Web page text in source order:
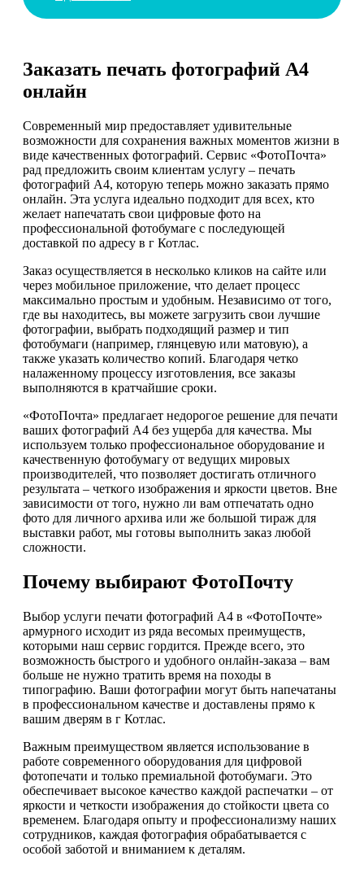
Заказать печать фотографий А4
онлайн
Современный мир предоставляет удивительные
возможности для сохранения важных моментов жизни в
виде качественных фотографий. Сервис «ФотоПочта»
рад предложить своим клиентам услугу – печать
фотографий А4, которую теперь можно заказать прямо
онлайн. Эта услуга идеально подходит для всех, кто
желает напечатать свои цифровые фото на
профессиональной фотобумаге с последующей
доставкой по адресу в г Котлас.
Заказ осуществляется в несколько кликов на сайте или
через мобильное приложение, что делает процесс
максимально простым и удобным. Независимо от того,
где вы находитесь, вы можете загрузить свои лучшие
фотографии, выбрать подходящий размер и тип
фотобумаги (например, глянцевую или матовую), а
также указать количество копий. Благодаря четко
налаженному процессу изготовления, все заказы
выполняются в кратчайшие сроки.
«ФотоПочта» предлагает недорогое решение для печати
ваших фотографий А4 без ущерба для качества. Мы
используем только профессиональное оборудование и
качественную фотобумагу от ведущих мировых
производителей, что позволяет достигать отличного
результата – четкого изображения и яркости цветов. Вне
зависимости от того, нужно ли вам отпечатать одно
фото для личного архива или же большой тираж для
выставки работ, мы готовы выполнить заказ любой
сложности.
Почему выбирают ФотоПочту
Выбор услуги печати фотографий А4 в «ФотоПочте»
армурного исходит из ряда весомых преимуществ,
которыми наш сервис гордится. Прежде всего, это
возможность быстрого и удобного онлайн-заказа – вам
больше не нужно тратить время на походы в
типографию. Ваши фотографии могут быть напечатаны
в профессиональном качестве и доставлены прямо к
вашим дверям в г Котлас.
Важным преимуществом является использование в
работе современного оборудования для цифровой
фотопечати и только премиальной фотобумаги. Это
обеспечивает высокое качество каждой распечатки – от
яркости и четкости изображения до стойкости цвета со
временем. Благодаря опыту и профессионализму наших
сотрудников, каждая фотография обрабатывается с
особой заботой и вниманием к деталям.